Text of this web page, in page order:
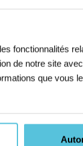
fonctionnalités
de notre site
que vous
retraite, etc.)
cours
ou même en